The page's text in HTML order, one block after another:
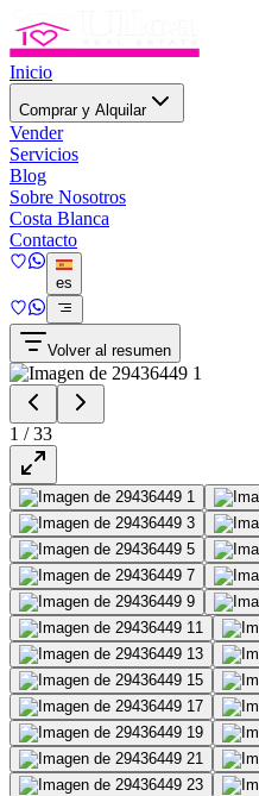
Inicio
Comprar y Alquilar
Vender
Servicios
Blog
Sobre Nosotros
Costa Blanca
Contacto
es
Volver al resumen
1 /33